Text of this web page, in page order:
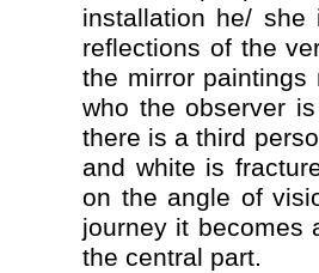
installation he/
reflections of the
the mirror
who the observer
there is a third
and white is
on the angle of
journey it becomes
the central part.